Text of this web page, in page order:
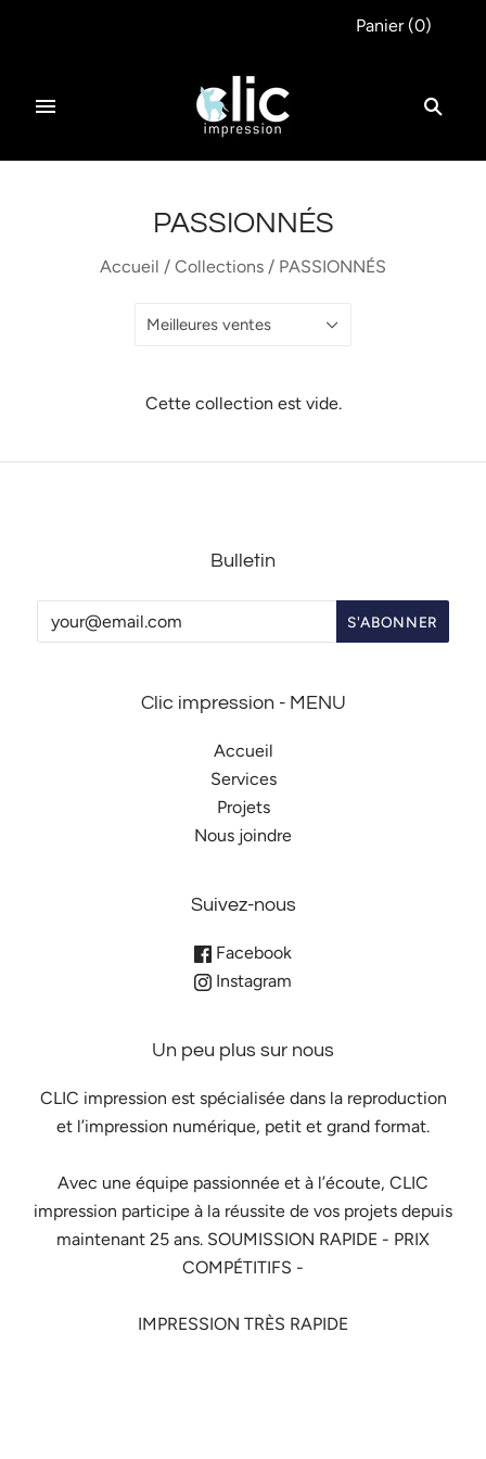
Panier(0)
PASSIONNÉS
Accueil / Collections / PASSIONNÉS
Meilleures ventes
Cette collection est vide.
Bulletin
Clic impression - MENU
Accueil
Services
Projets
Nous joindre
Suivez-nous
Facebook
Instagram
Un peu plus sur nous
CLIC impression est spécialisée dans la reproduction
et l’impression numérique, petit et grand format.
Avec une équipe passionnée et à l’écoute, CLIC
impression participe à la réussite de vos projets depuis
maintenant 25 ans. SOUMISSION RAPIDE - PRIX
COMPÉTITIFS -
IMPRESSION TRÈS RAPIDE